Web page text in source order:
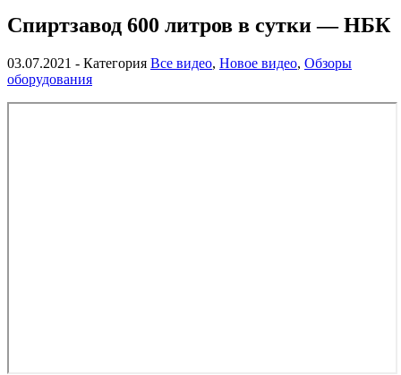
Спиртзавод 600 литров в сутки — НБК
03.07.2021 - Категория Все видео, Новое видео, Обзоры
оборудования